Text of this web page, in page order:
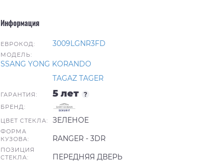
Информация
ЕВРОКОД: 3009LGNR3FD
МОДЕЛЬ:
SSANG YONG KORANDO
TAGAZ TAGER
ГАРАНТИЯ: 5 лет ?
БРЕНД:
ЦВЕТ СТЕКЛА:
ЗЕЛЕНОЕ
ФОРМА
КУЗОВА:
RANGER - 3DR
ПОЗИЦИЯ
СТЕКЛА:
ПЕРЕДНЯЯ ДВЕРЬ